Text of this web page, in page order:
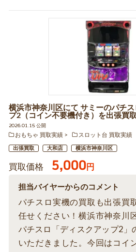
横浜市神奈川区にて サミーのパチ
プ2（コイン不要機付き）を出張買
2026.01.15 公開
おもちゃ 買取実績
スロット台 買取実績
出張買取 大和店 横浜市神奈川区
買取価格 5,000円
担当バイヤーからのコメント
パチスロ実機の買取も出張買
任せください！横浜市神奈川
パチスロ「ディスクアップ2」
いただきました。今回はコイ